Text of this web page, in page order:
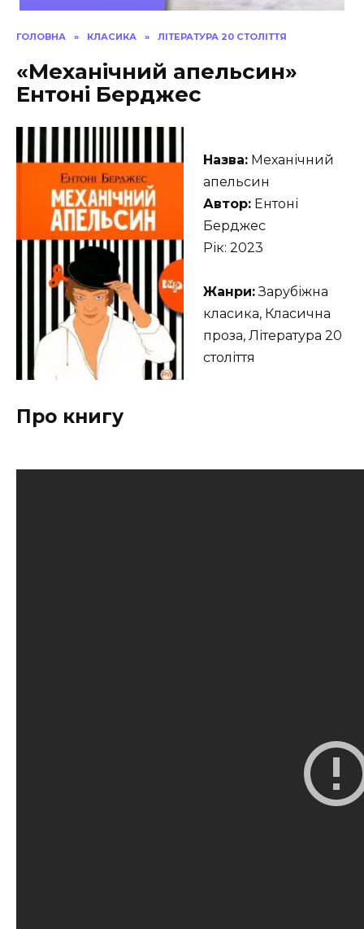
ГОЛОВНА » КЛАСИКА » ЛІТЕРАТУРА 20 СТОЛІТТЯ
«Механічний апельсин»
Ентоні Берджес
Назва: Механічний
апельсин
Автор: Ентоні
Берджес
Рік: 2023
Жанри:Зарубіжна
класика, Класична
проза, Література 20
століття
Про книгу